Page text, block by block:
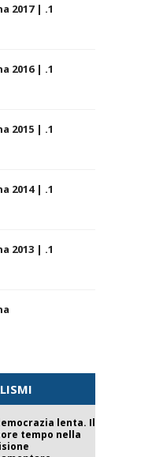
2017 | .1
2016 | .1
2015 | .1
2014 | .1
2013 | .1
lenta. Il
tempo nella